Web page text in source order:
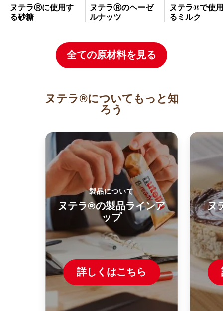
ヌテラⓇに使用す
る砂糖
ヌテラⓇのヘーゼ
ルナッツ
ヌテラ®で使
るミルク
全ての原材料を見る
ヌテラ®についてもっと知
ろう
製品について
ヌテラ®の製品ラインア
ップ
詳しくはこちら
ヌ